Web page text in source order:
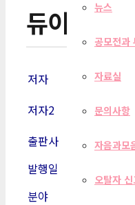
뉴스
공모전과
자료실
문의사항
자음과모
오탈자
듀이가 들
저자
저자2
출판사
발행일
분야